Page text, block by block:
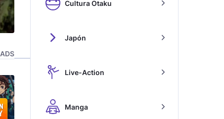
ADS
Cultura Otaku
Japón
Live-Action
Manga